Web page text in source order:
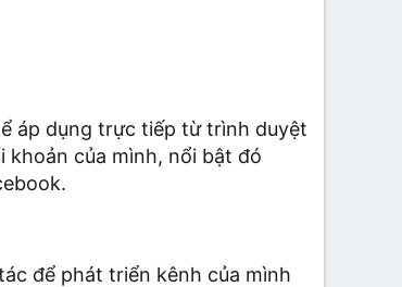
áp dụng trực tiếp từ trình duyệt
khoản của mình, nổi bật đó
để phát triển kênh của mình